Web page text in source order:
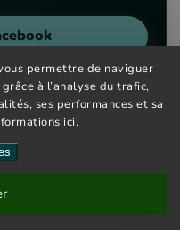
permettre de naviguer
à l’analyse du trafic,
ses performances et sa
ici.
CCT Master nově na
barev a příchutí již
. Tous droits réservés.